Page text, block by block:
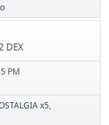
DEX
PM
x5